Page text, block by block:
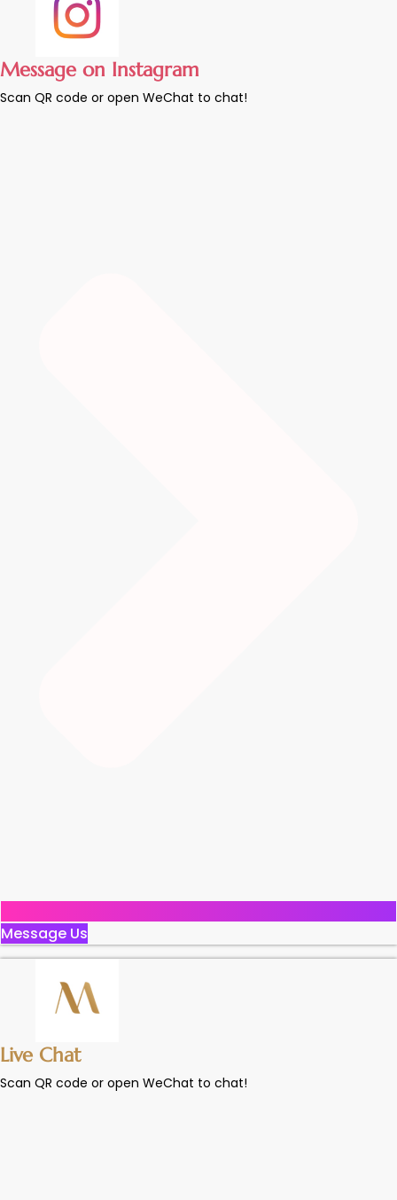
Message on Instagram
Scan QR code or open WeChat to chat!
Message Us
Live Chat
Scan QR code or open WeChat to chat!